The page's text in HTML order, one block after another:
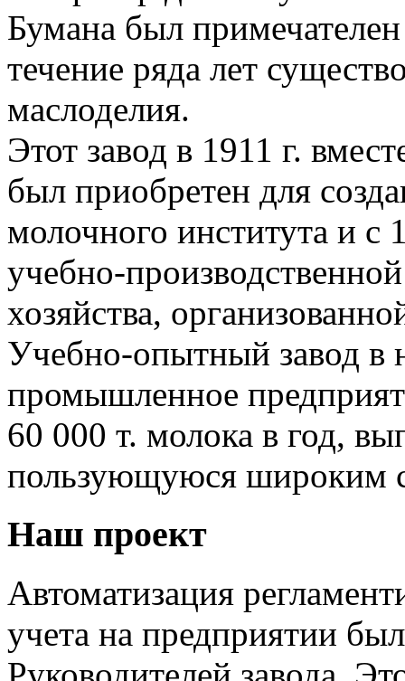
Бумана был
течение ряда лет
маслоделия.
Этот завод в 1911 г.
был приобретен для
молочного института и с
учебно-
хозяйства,
Учебно-опытный завод в
промышленное
60 000 т. молока в год,
пользующуюся широким
Наш проект
Автоматизация
учета на предприятии